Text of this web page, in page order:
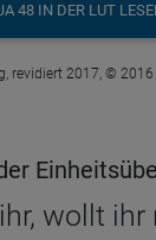
48 IN DER LUT
revidiert 2017, ©
wollt